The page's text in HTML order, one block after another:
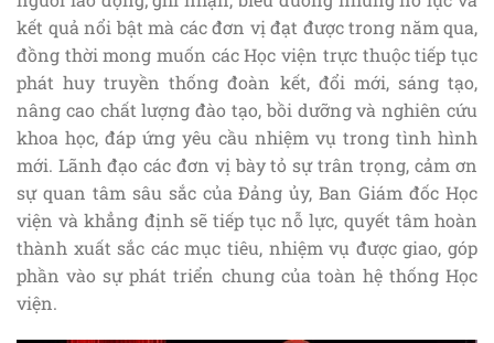
kết quả nổi bật mà các đơn vị đạt được trong năm qua,
đồng thời mong muốn các Học viện trực thuộc tiếp tục
phát huy truyền thống đoàn kết, đổi mới, sáng tạo,
nâng cao chất lượng đào tạo, bồi dưỡng và nghiên cứu
khoa học, đáp ứng yêu cầu nhiệm vụ trong tình hình
mới. Lãnh đạo các đơn vị bày tỏ sự trân trọng, cảm ơn
sự quan tâm sâu sắc của Đảng ủy, Ban Giám đốc Học
viện và khẳng định sẽ tiếp tục nỗ lực, quyết tâm hoàn
thành xuất sắc các mục tiêu, nhiệm vụ được giao, góp
phần vào sự phát triển chung của toàn hệ thống Học
viện.